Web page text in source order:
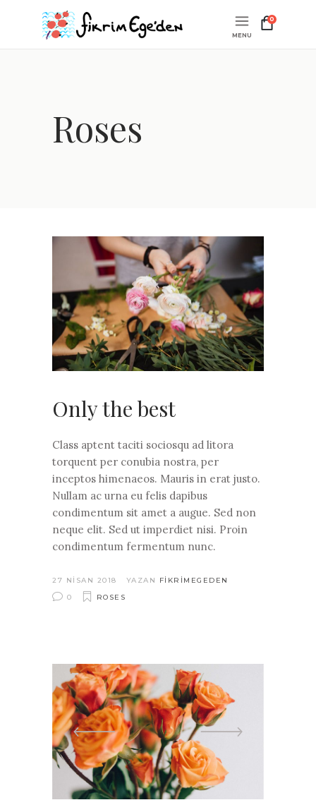
0
Roses
Only the best
Class aptent taciti sociosqu ad litora
torquent per conubia nostra, per
inceptos himenaeos. Mauris in erat justo.
Nullam ac urna eu felis dapibus
condimentum sit amet a augue. Sed non
neque elit. Sed ut imperdiet nisi. Proin
condimentum fermentum nunc.
27 NISAN 2018 YAZAN
FIKRIMEGEDEN
0
ROSES